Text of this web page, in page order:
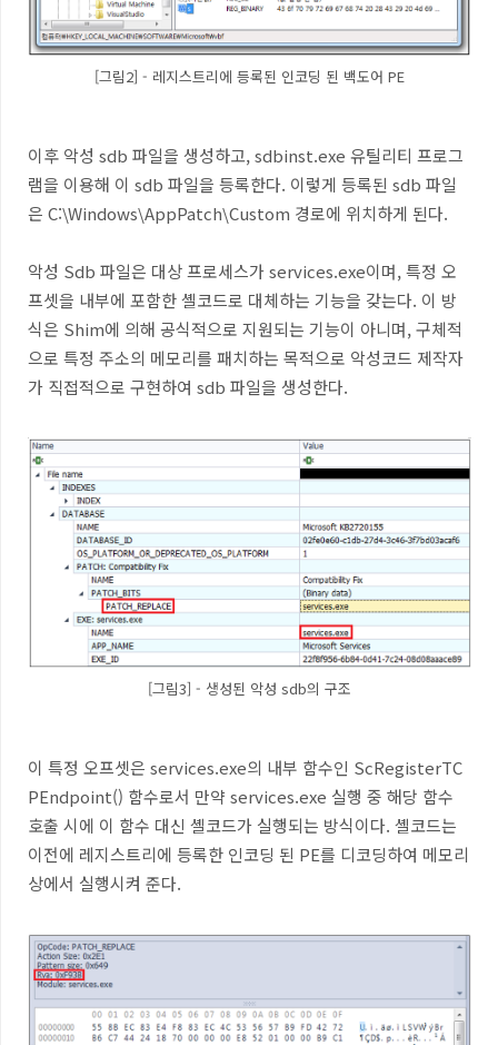
[그림2] - 레지스트리에 등록된 인코딩 된 백도어 PE
이후 악성 sdb 파일을 생성하고, sdbinst.exe 유틸리티 프로그
램을 이용해 이 sdb 파일을 등록한다. 이렇게 등록된 sdb 파일
은 C:\Windows\AppPatch\Custom 경로에 위치하게 된다.
악성 Sdb 파일은 대상 프로세스가services.exe이며,특정 오
프셋을 내부에 포함한 셸코드로 대체하는 기능을 갖는다. 이 방
식은 Shim에 의해 공식적으로 지원되는 기능이 아니며,구체적
으로 특정 주소의 메모리를 패치하는 목적으로 악성코드 제작자
가 직접적으로 구현하여 sdb 파일을 생성한다.
[그림3] - 생성된 악성 sdb의 구조
이 특정 오프셋은 services.exe의 내부 함수인 ScRegisterTC
PEndpoint() 함수로서 만약 services.exe 실행 중 해당 함수
호출 시에 이 함수 대신 셸코드가 실행되는 방식이다. 셸코드는
이전에 레지스트리에 등록한 인코딩 된 PE를 디코딩하여 메모리
상에서 실행시켜 준다.